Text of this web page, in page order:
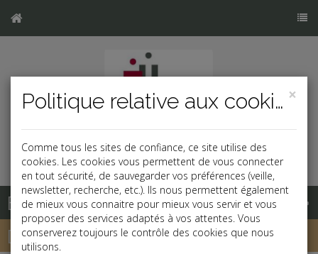
Base documentaire
Dépêches
×
Politique relative aux cookies
Comme tous les sites de confiance, ce site utilise des
cookies. Les cookies vous permettent de vous connecter
en tout sécurité, de sauvegarder vos préférences (veille,
newsletter, recherche, etc.). Ils nous permettent également
de mieux vous connaitre pour mieux vous servir et vous
proposer des services adaptés à vos attentes. Vous
conserverez toujours le contrôle des cookies que nous
utilisons.